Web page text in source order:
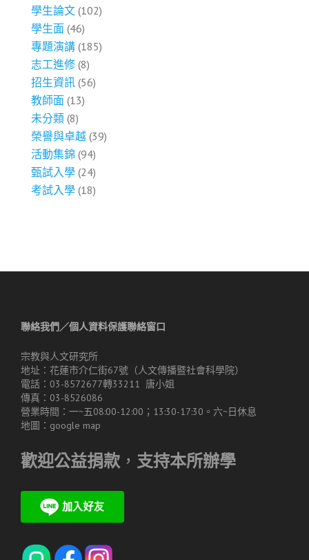
學生論文 (102)
學生面 (46)
專題演講 (185)
志工進修 (8)
招生資訊 (56)
教師面 (13)
未分類 (8)
榮譽與卓越 (39)
活動集錦 (94)
甄試入學 (24)
考試入學 (18)
聯絡我們／個人資料保護聯絡窗口
宗教與人文研究所
地址：花蓮市介仁街67號（人文傳播暨社會科學院）
電話：03-8572677轉33211 唐小姐
傳真：03-8526086
營業時間：一~五08:00-12:00；13:30-17:30。六~日休息
地圖： google map
歡迎公益捐款 ， 支持本所辦學